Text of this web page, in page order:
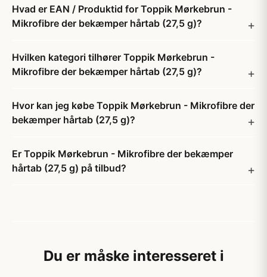
Hvad er EAN / Produktid for Toppik Mørkebrun -
Mikrofibre der bekæmper hårtab (27,5 g)?
Hvilken kategori tilhører Toppik Mørkebrun -
Mikrofibre der bekæmper hårtab (27,5 g)?
Hvor kan jeg købe Toppik Mørkebrun - Mikrofibre der
bekæmper hårtab (27,5 g)?
Er Toppik Mørkebrun - Mikrofibre der bekæmper
hårtab (27,5 g) på tilbud?
Du er måske interesseret i